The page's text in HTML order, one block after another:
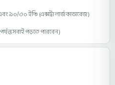
৯০/৩০ ইঞ্চি (এক্সট্রা লার্জ কাভারেজ )
সবাই পড়তে পারবেন )